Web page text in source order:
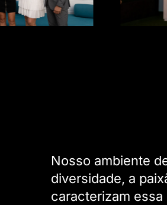
Nosso ambiente
diversidade, a
caracterizam